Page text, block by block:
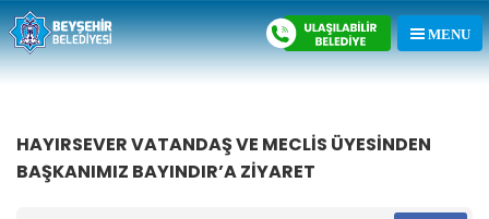
HAYIRSEVER VATANDAŞ VE MECLİS ÜYESİNDEN
BAŞKANIMIZ BAYINDIR’A ZİYARET